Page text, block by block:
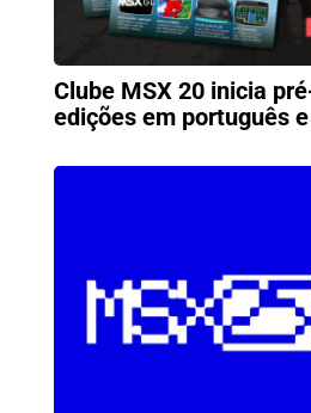
Clube MSX 20 inicia
edições em português